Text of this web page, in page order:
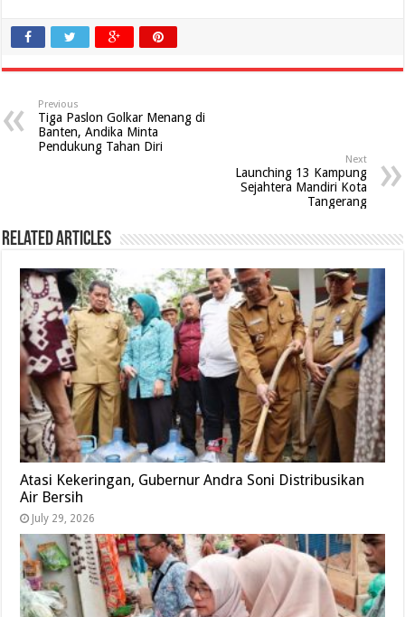
Previous
Tiga Paslon Golkar Menang di
Banten, Andika Minta
Pendukung Tahan Diri
Next
Launching 13 Kampung
Sejahtera Mandiri Kota
Tangerang
Related Articles
Atasi Kekeringan, Gubernur Andra Soni Distribusikan
Air Bersih
July 29, 2026